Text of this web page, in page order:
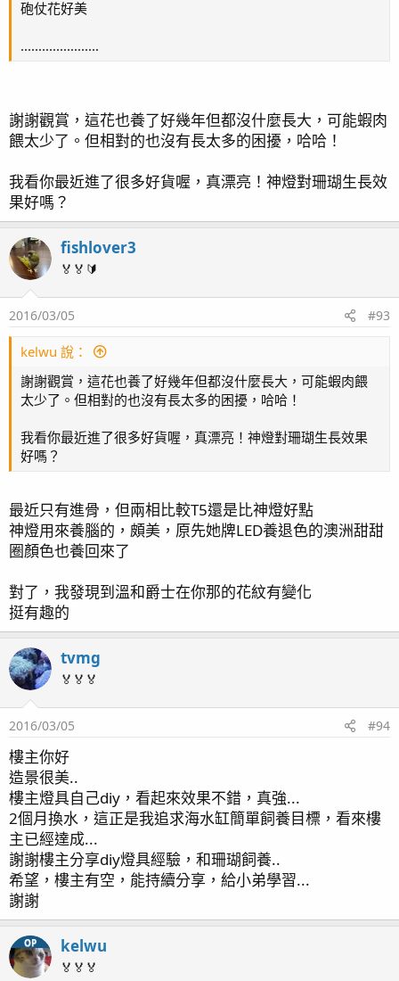
砲仗花好美
......................
謝謝觀賞，這花也養了好幾年但都沒什麼長大，可能蝦肉
餵太少了。但相對的也沒有長太多的困擾，哈哈！
我看你最近進了很多好貨喔，真漂亮！神燈對珊瑚生長效
果好嗎？
fishlover3
🏅🏅🔰
2016/03/05 #93
kelwu 說：
謝謝觀賞，這花也養了好幾年但都沒什麼長大，可能蝦肉餵
太少了。但相對的也沒有長太多的困擾，哈哈！
我看你最近進了很多好貨喔，真漂亮！神燈對珊瑚生長效果
好嗎？
最近只有進骨，但兩相比較T5還是比神燈好點
神燈用來養腦的，頗美，原先她牌LED養退色的澳洲甜甜
圈顏色也養回來了
對了，我發現到溫和爵士在你那的花紋有變化
挺有趣的
tvmg
🏅🏅🏅
2016/03/05 #94
樓主你好
造景很美..
樓主燈具自己diy，看起來效果不錯，真強...
2個月換水，這正是我追求海水缸簡單飼養目標，看來樓
主已經達成...
謝謝樓主分享diy燈具經驗，和珊瑚飼養..
希望，樓主有空，能持續分享，給小弟學習...
謝謝
OP kelwu
🏅🏅🏅